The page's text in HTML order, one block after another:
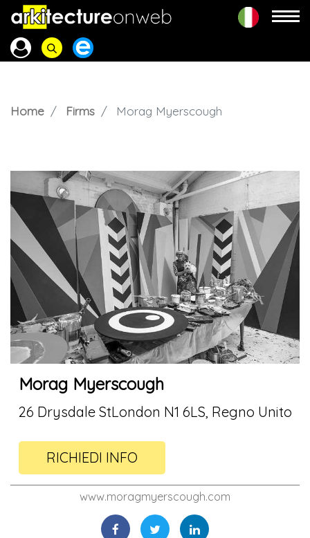
Home Firms Morag Myerscough
Morag Myerscough
26 Drysdale StLondon N1 6LS, Regno Unito
RICHIEDI INFO
www.moragmyerscough.com